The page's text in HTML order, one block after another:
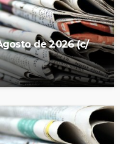
de 2026 (c/